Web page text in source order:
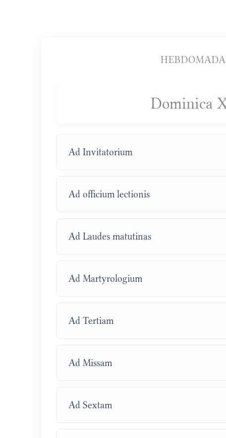
Dominica
Ad Invitatorium
Ad officium lectionis
Ad Laudes matutinas
Ad Martyrologium
Ad Tertiam
Ad Missam
Ad Sextam